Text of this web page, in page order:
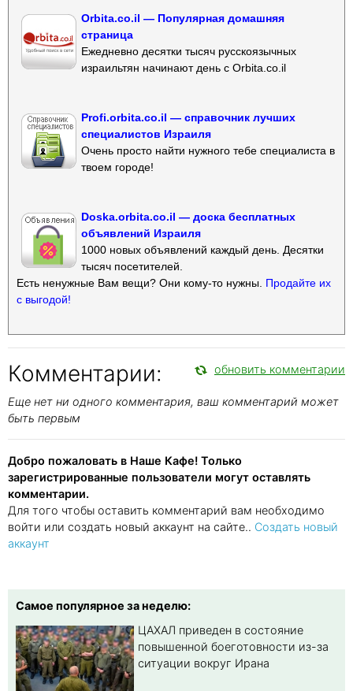
Orbita.co.il — Популярная домашняя
страница
Ежедневно десятки тысяч русскоязычных
израильтян начинают день с Orbita.co.il
Profi.orbita.co.il — справочник лучших
специалистов Израиля
Очень просто найти нужного тебе специалиста в
твоем городе!
Doska.orbita.co.il — доска бесплатных
объявлений Израиля
1000 новых объявлений каждый день. Десятки
тысяч посетителей.
Есть ненужные Вам вещи? Они кому-то нужны. Продайте их
с выгодой!
Комментарии: обновить комментарии
Еще нет ни одного комментария, ваш комментарий может
быть первым
Добро пожаловать в Наше Кафе! Только
зарегистрированные пользователи могут оставлять
комментарии.
Для того чтобы оставить комментарий вам необходимо
войти или создать новый аккаунт на сайте.. Создать новый
аккаунт
Самое популярное за неделю:
ЦАХАЛ приведен в состояние
повышенной боеготовности из-за
ситуации вокруг Ирана